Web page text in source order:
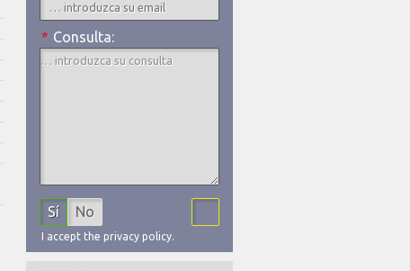
Consulta:
*
Sí No
I accept the privacy policy.